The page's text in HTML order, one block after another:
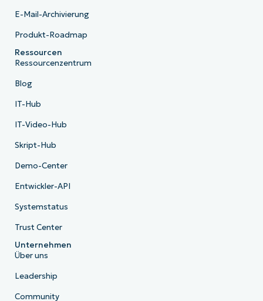
E-Mail-Archivierung
Produkt-Roadmap
Ressourcen
Ressourcenzentrum
Blog
IT-Hub
IT-Video-Hub
Skript-Hub
Demo-Center
Entwickler-API
Systemstatus
Trust Center
Unternehmen
Über uns
Leadership
Community